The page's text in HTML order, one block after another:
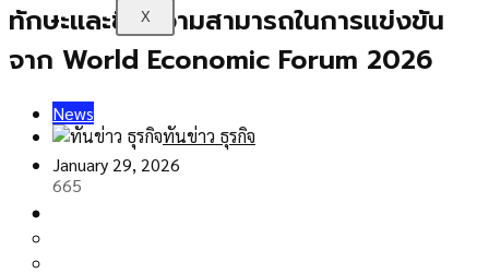
X
ทักษะและขีดความสามารถในการแข่งขัน
จาก World Economic Forum 2026
News
ทันข่าว ธุรกิจ
January 29, 2026
665